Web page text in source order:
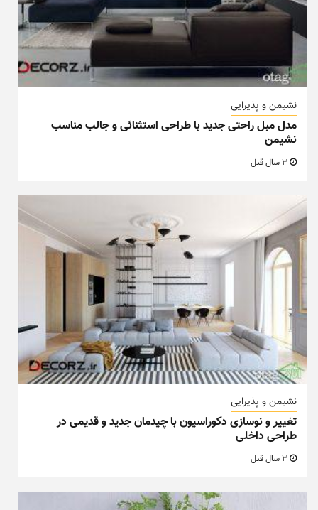
نشیمن و پذیرایی
مدل مبل راحتی جدید با طراحی استثنائی و جالب مناسب
نشیمن
نشیمن و پذیرایی
تغییر و نوسازی دکوراسیون با چیدمان جدید و قدیمی در
طراحی داخلی